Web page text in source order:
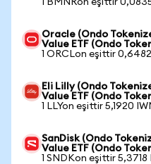
1 BMNRon eşittir
Oracle (Ondo
Value ETF (Ondo
1 ORCLon eşittir
Eli Lilly (Ondo
Value ETF (Ondo
1 LLYon eşittir 5,1920
SanDisk (Ondo
Value ETF (Ondo
1 SNDKon eşittir 5,3718